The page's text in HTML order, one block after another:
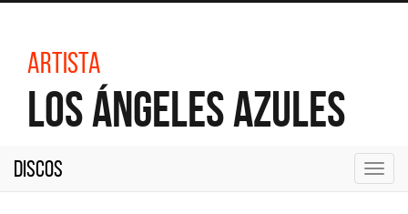
Artista
Los Ángeles Azules
Discos